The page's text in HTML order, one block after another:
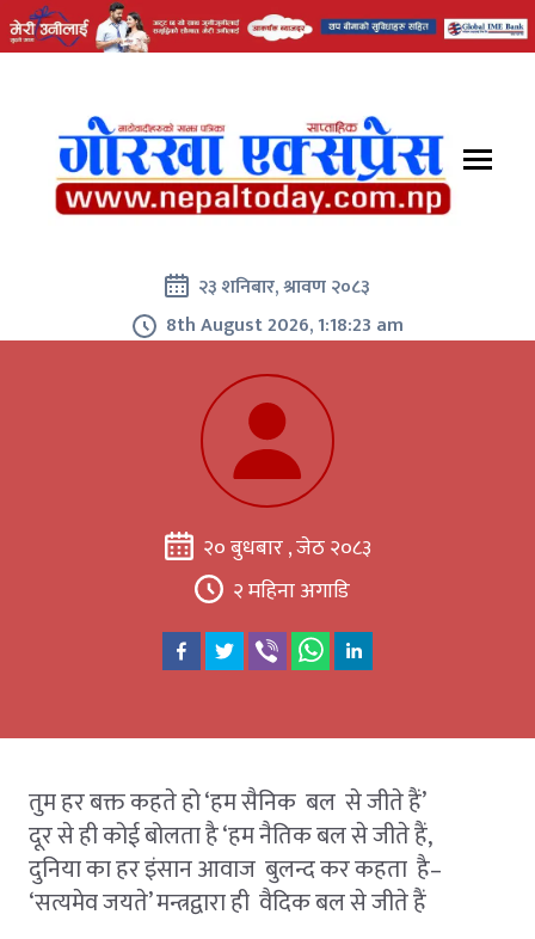
२३ शनिबार, श्रावण २०८३
8th August 2026, 1:18:23 am
२० बुधबार , जेठ २०८३
२ महिना अगाडि
तुम हर बक्त कहते हो ‘हम सैनिक बल से जीते हैं’
दूर से ही कोई बोलता है ‘हम नैतिक बल से जीते हैं,
दुनिया का हर इंसान आवाज बुलन्द कर कहता है–
‘सत्यमेव जयते’ मन्त्रद्वारा ही वैदिक बल से जीते हैं